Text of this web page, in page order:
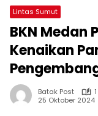
Lintas Sumut
BKN Medan
Kenaikan
Batak Post
25 Oktober 2024